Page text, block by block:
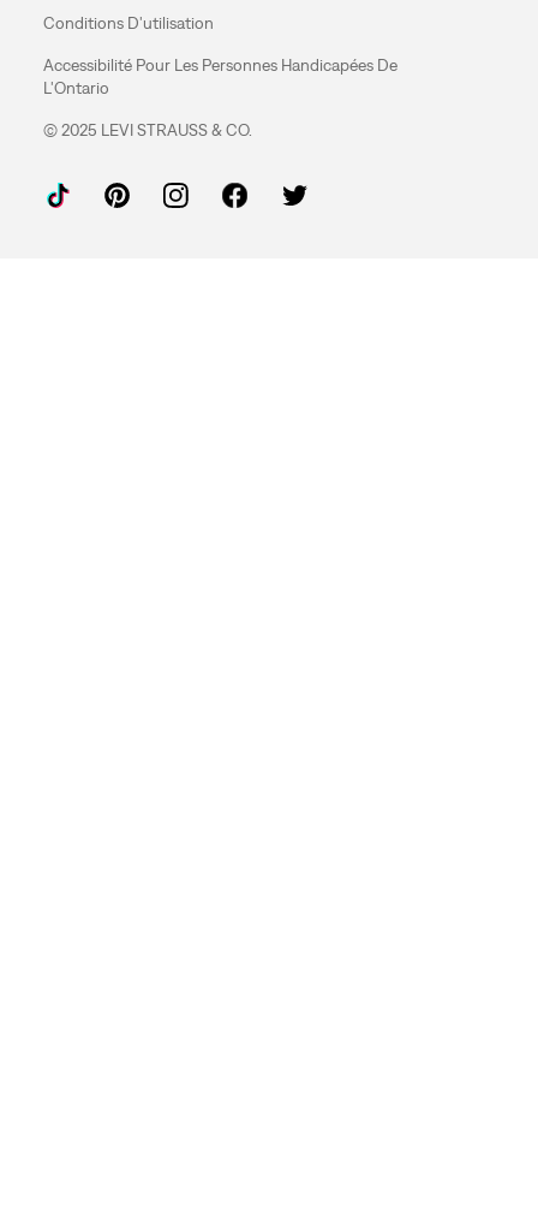
Conditions D'utilisation
Accessibilité Pour Les Personnes Handicapées De
L'Ontario
© 2025 LEVI STRAUSS & CO.